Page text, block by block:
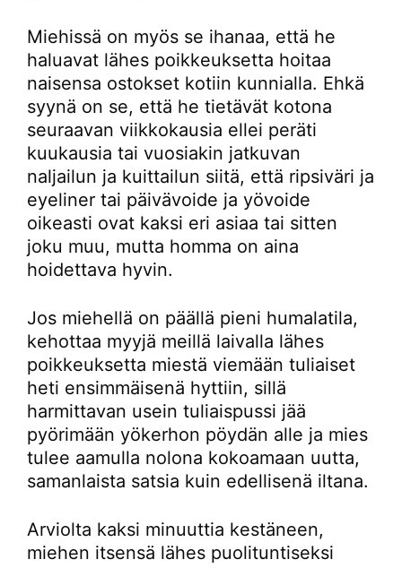
Miehissä on myös se ihanaa, että he
haluavat lähes poikkeuksetta hoitaa
naisensa ostokset kotiin kunnialla. Ehkä
syynä on se, että he tietävät kotona
seuraavan viikkokausia ellei peräti
kuukausia tai vuosiakin jatkuvan
naljailun ja kuittailun siitä, että ripsiväri ja
eyeliner tai päivävoide ja yövoide
oikeasti ovat kaksi eri asiaa tai sitten
joku muu, mutta homma on aina
hoidettava hyvin.
Jos miehellä on päällä pieni humalatila,
kehottaa myyjä meillä laivalla lähes
poikkeuksetta miestä viemään tuliaiset
heti ensimmäisenä hyttiin, sillä
harmittavan usein tuliaispussi jää
pyörimään yökerhon pöydän alle ja mies
tulee aamulla nolona kokoamaan uutta,
samanlaista satsia kuin edellisenä iltana.
Arviolta kaksi minuuttia kestäneen,
miehen itsensä lähes puolituntiseksi